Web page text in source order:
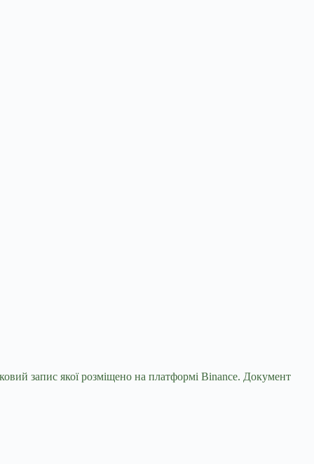
запис якої розміщено на платформі Binance. Документ